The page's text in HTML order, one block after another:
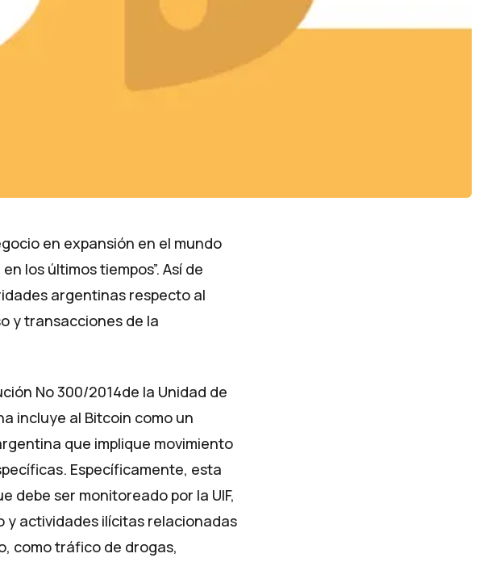
en expansión en el mundo
los últimos tiempos”. Así de
argentinas respecto al
y transacciones de la
No 300/2014de la Unidad de
incluye al Bitcoin como un
que implique movimiento
Específicamente, esta
debe ser monitoreado por la UIF,
y actividades ilícitas relacionadas
como tráfico de drogas,